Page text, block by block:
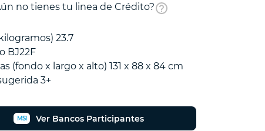
no tienes tu linea de Crédito?
23.7
BJ22F
(fondo x largo x alto) 131 x 88 x 84 cm
3+
MSI Ver Bancos Participantes